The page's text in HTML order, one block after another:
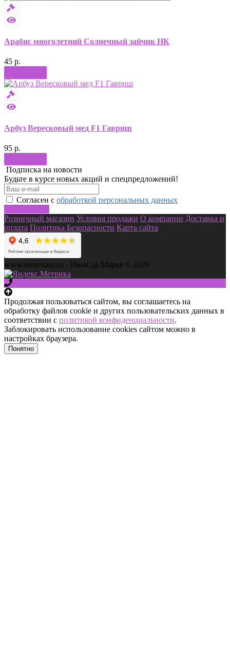
Арабис многолетний Солнечный зайчик НК
45 р.
Арбуз Вересковый мед F1 Гавриш
95 р.
Подписка на новости
Будьте в курсе новых акций и спецпредложений!
Согласен с обработкой персональных данных
Розничный магазин Условия продажи О компании Доставка и
оплата Политика Безопасности Карта сайта
www.semenasz.ru - Иван да Марья © 2026
Продолжая пользоваться сайтом, вы соглашаетесь на
обработку файлов cookie и других пользовательских данных в
соответствии с политикой конфиденциальности.
Заблокировать использование cookies сайтом можно в
настройках браузера.
Понятно